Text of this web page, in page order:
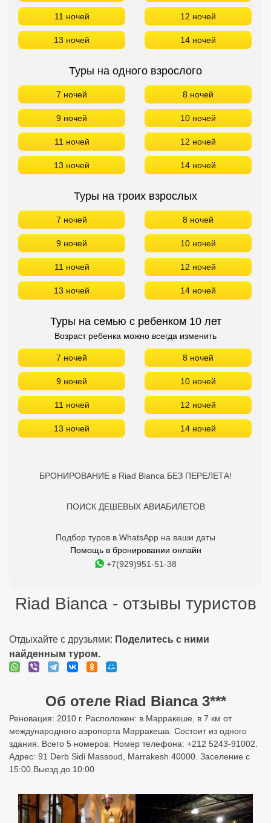
11 ночей 12 ночей
13 ночей 14 ночей
Туры на одного взрослого
7 ночей 8 ночей
9 ночей 10 ночей
11 ночей 12 ночей
13 ночей 14 ночей
Туры на троих взрослых
7 ночей 8 ночей
9 ночей 10 ночей
11 ночей 12 ночей
13 ночей 14 ночей
Туры на семью с ребенком 10 лет
Возраст ребенка можно всегда изменить
7 ночей 8 ночей
9 ночей 10 ночей
11 ночей 12 ночей
13 ночей 14 ночей
БРОНИРОВАНИЕ в Riad Bianca БЕЗ ПЕРЕЛЕТА!
ПОИСК ДЕШЕВЫХ АВИАБИЛЕТОВ
Подбор туров в WhatsApp на ваши даты
Помощь в бронировании онлайн
+7(929)951-51-38
Riad Bianca - отзывы туристов
Отдыхайте с друзьями: Поделитесь с ними
найденным туром.
Об отеле Riad Bianca 3***
Реновация: 2010 г. Расположен: в Марракеше, в 7 км от
международного аэропорта Марракеша. Состоит из одного
здания. Всего 5 номеров. Номер телефона: +212 5243-91002.
Адрес: 91 Derb Sidi Massoud, Marrakesh 40000. Заселение с
15:00 Выезд до 10:00
Сетевые отели Маврикия